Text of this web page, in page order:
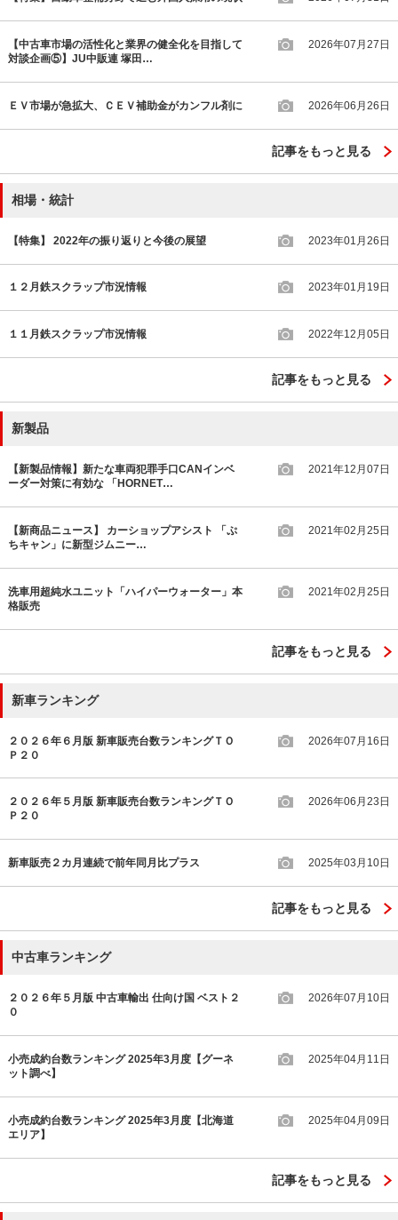
【中古車市場の活性化と業界の健全化を目指して
対談企画⑤】JU中販連 塚田…
2026年07月27日
ＥＶ市場が急拡大、ＣＥＶ補助金がカンフル剤に 2026年06月26日
記事をもっと見る
相場・統計
【特集】 2022年の振り返りと今後の展望 2023年01月26日
１２月鉄スクラップ市況情報 2023年01月19日
１１月鉄スクラップ市況情報 2022年12月05日
記事をもっと見る
新製品
【新製品情報】新たな車両犯罪手口CANインベ
ーダー対策に有効な 「HORNET…
2021年12月07日
【新商品ニュース】 カーショップアシスト 「ぷ
ちキャン」に新型ジムニー…
2021年02月25日
洗車用超純水ユニット「ハイパーウォーター」本
格販売
2021年02月25日
記事をもっと見る
新車ランキング
２０２６年６月版 新車販売台数ランキングＴＯ
Ｐ２０
2026年07月16日
２０２６年５月版 新車販売台数ランキングＴＯ
Ｐ２０
2026年06月23日
新車販売２カ月連続で前年同月比プラス 2025年03月10日
記事をもっと見る
中古車ランキング
２０２６年５月版 中古車輸出 仕向け国 ベスト２
０
2026年07月10日
小売成約台数ランキング 2025年3月度【グーネ
ット調べ】
2025年04月11日
小売成約台数ランキング 2025年3月度【北海道
エリア】
2025年04月09日
記事をもっと見る